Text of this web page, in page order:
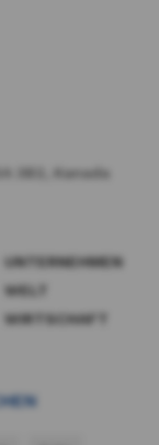
3B2, Kanada​
UNTERNEHMEN
WELT
WIRTSCHAFT